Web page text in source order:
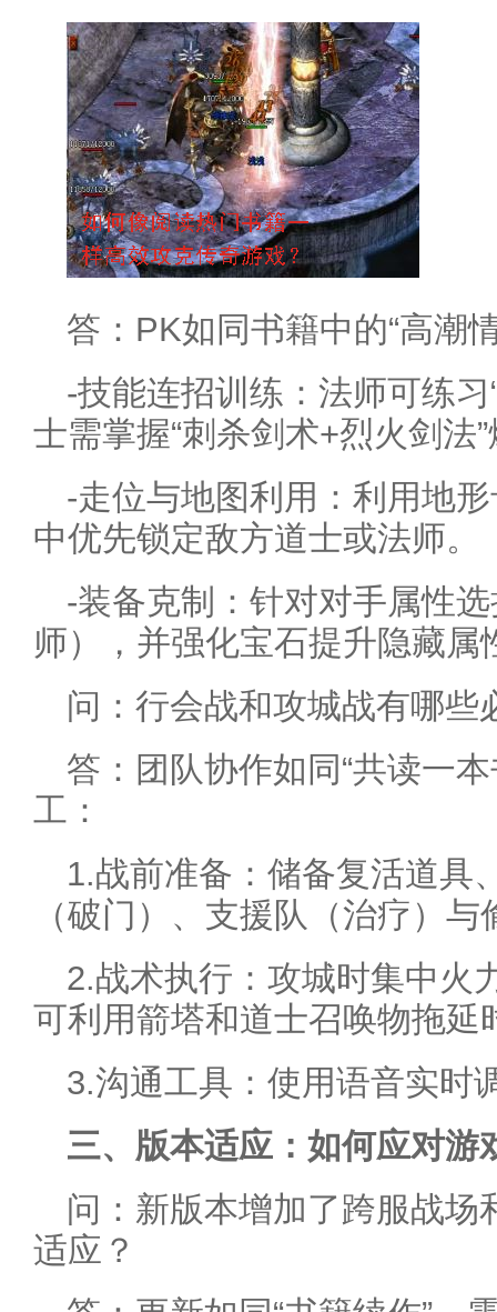
答：PK如同书籍中的“高潮
-技能连招训练：法师可练
士需掌握“刺杀剑术+烈火剑法
-走位与地图利用：利用地
中优先锁定敌方道士或法师。
-装备克制：针对对手属性
师），并强化宝石提升隐藏属
问：行会战和攻城战有哪些
答：团队协作如同“共读一
工：
1.战前准备：储备复活道具
（破门）、支援队（治疗）
2.战术执行：攻城时集中火
可利用箭塔和道士召唤物拖延
3.沟通工具：使用语音实时
三、版本适应：如何应对游
问：新版本增加了跨服战场
适应？